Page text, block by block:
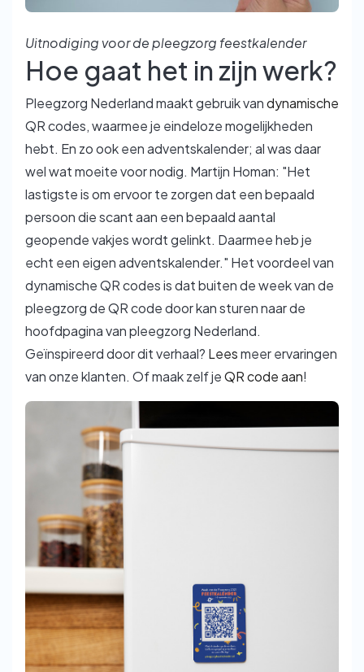
Uitnodiging voor de pleegzorg feestkalender
Hoe gaat het in zijn werk?
Pleegzorg Nederland maakt gebruik vandynamische
QR codes, waarmee je eindeloze mogelijkheden
hebt. En zo ook een adventskalender; al was daar
wel wat moeite voor nodig. Martijn Homan: "Het
lastigste is om ervoor te zorgen dat een bepaald
persoon die scant aan een bepaald aantal
geopende vakjes wordt gelinkt. Daarmee heb je
echt een eigen adventskalender." Het voordeel van
dynamische QR codes is dat buiten de week van de
pleegzorg de QR code door kan sturen naar de
hoofdpagina van pleegzorg Nederland.
Geïnspireerd door dit verhaal? Leesmeer ervaringen
van onze klanten. Of maak zelf jeQR code aan!